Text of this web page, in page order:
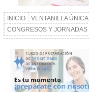
INICIO VENTANILLA ÚNICA
CONGRESOS Y JORNADAS